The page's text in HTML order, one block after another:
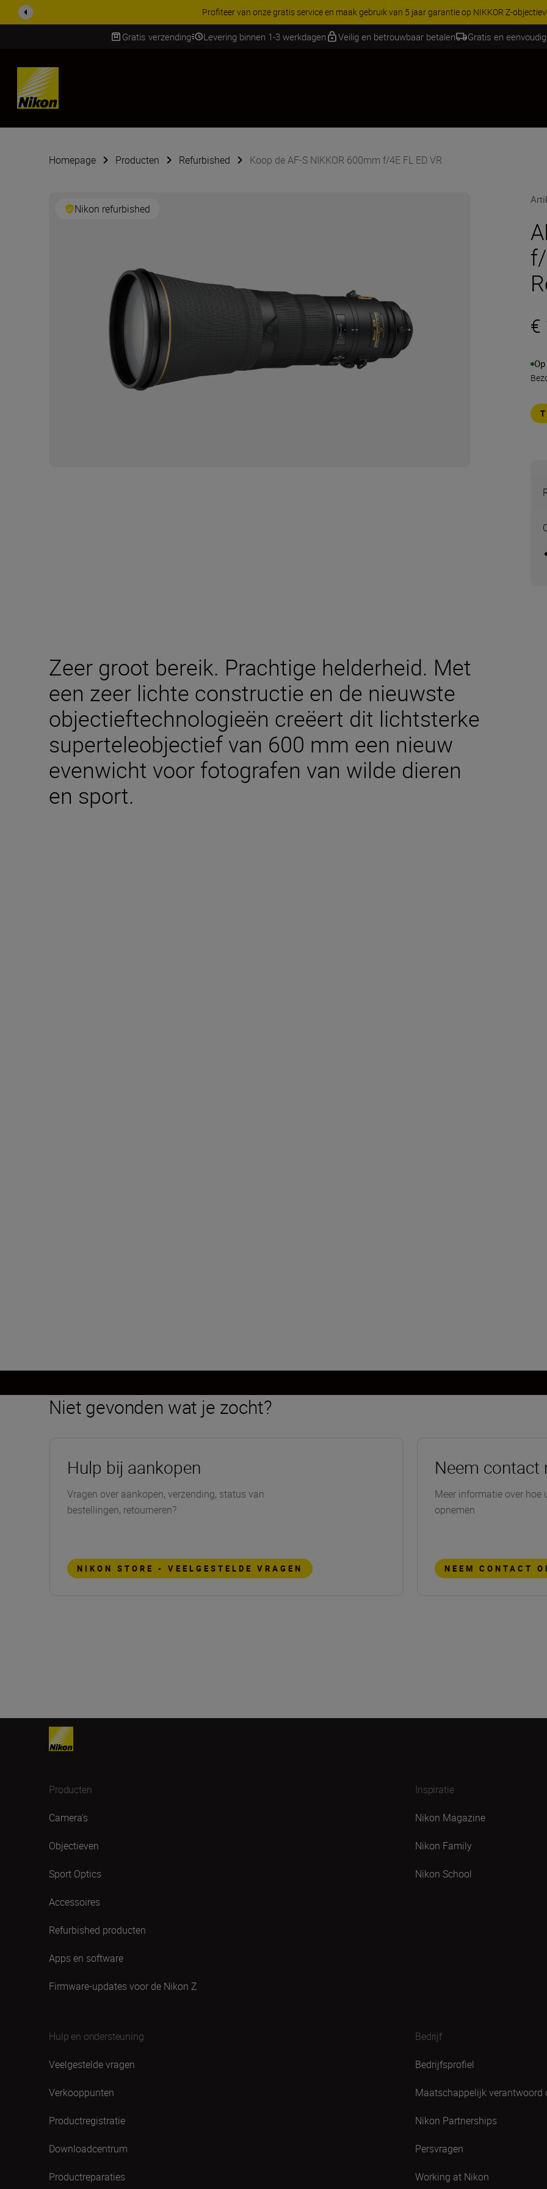
KORTING OP ACCESSOIRES | Bespaar 15% op geselecteerde accessoires, maak je kit
Gratis verzending Levering binnen 1-3 werkdagen Veilig en betrouwbaar betalen Gratis en
Skip
Homepage Producten Refurbished Koop de AF-S NIKKOR 600mm f/4E FL ED VR
Nikon refurbished
€
Zeer groot bereik. Prachtige helderheid. Met
een zeer lichte constructie en de nieuwste
objectieftechnologieën creëert dit lichtsterke
superteleobjectief van 600 mm een nieuw
evenwicht voor fotografen van wilde dieren
en sport.
Niet gevonden wat je zocht?
Hulp bij aankopen
Vragen over aankopen, verzending, status van
bestellingen, retourneren?
NIKON STORE - VEELGESTELDE VRAGEN
Neem contact
Meer informatie over
opnemen
NEEM CONTACT
Producten
Camera's
Objectieven
Sport Optics
Accessoires
Refurbished producten
Apps en software
Firmware-updates voor de Nikon Z
Inspiratie
Nikon Magazine
Nikon Family
Nikon School
Hulp en ondersteuning
Veelgestelde vragen
Verkooppunten
Productregistratie
Downloadcentrum
Productreparaties
Bedrijf
Bedrijfsprofiel
Maatschappelijk verantwoord
Nikon Partnerships
Persvragen
Working at Nikon